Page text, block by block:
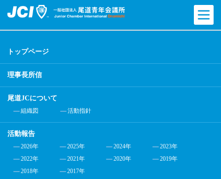
トップページ
理事長所信
尾道JCについて
組織図 活動指針
活動報告
2026年 2025年 2024年
2023年
2022年
2021年 2020年
2019年
2018年
2017年